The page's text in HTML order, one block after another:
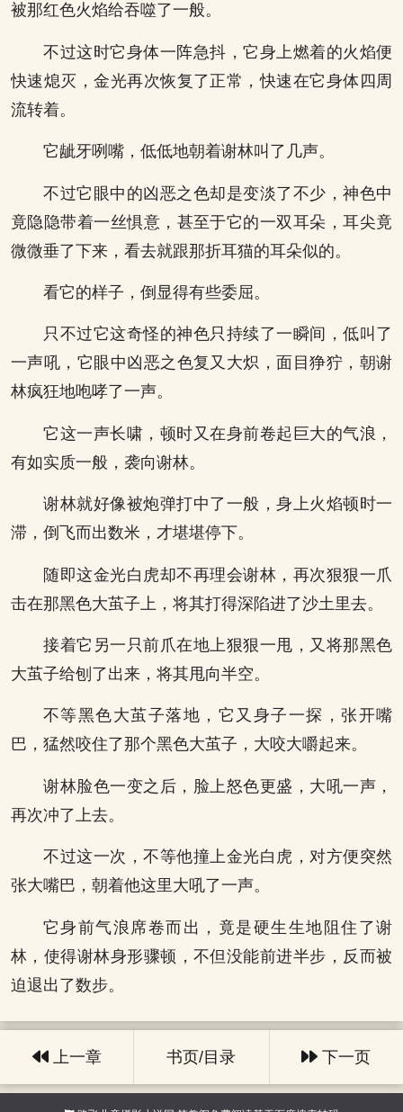
被那红色火焰给吞噬了一般。
不过这时它身体一阵急抖，它身上燃着的火焰便
快速熄灭，金光再次恢复了正常，快速在它身体四周
流转着。
它龇牙咧嘴，低低地朝着谢林叫了几声。
不过它眼中的凶恶之色却是变淡了不少，神色中
竟隐隐带着一丝惧意，甚至于它的一双耳朵，耳尖竟
微微垂了下来，看去就跟那折耳猫的耳朵似的。
看它的样子，倒显得有些委屈。
只不过它这奇怪的神色只持续了一瞬间，低叫了
一声吼，它眼中凶恶之色复又大炽，面目狰狞，朝谢
林疯狂地咆哮了一声。
它这一声长啸，顿时又在身前卷起巨大的气浪，
有如实质一般，袭向谢林。
谢林就好像被炮弹打中了一般，身上火焰顿时一
滞，倒飞而出数米，才堪堪停下。
随即这金光白虎却不再理会谢林，再次狠狠一爪
击在那黑色大茧子上，将其打得深陷进了沙土里去。
接着它另一只前爪在地上狠狠一甩，又将那黑色
大茧子给刨了出来，将其甩向半空。
不等黑色大茧子落地，它又身子一探，张开嘴
巴，猛然咬住了那个黑色大茧子，大咬大嚼起来。
谢林脸色一变之后，脸上怒色更盛，大吼一声，
再次冲了上去。
不过这一次，不等他撞上金光白虎，对方便突然
张大嘴巴，朝着他这里大吼了一声。
它身前气浪席卷而出，竟是硬生生地阻住了谢
林，使得谢林身形骤顿，不但没能前进半步，反而被
迫退出了数步。
上一章 书页/目录 下一页